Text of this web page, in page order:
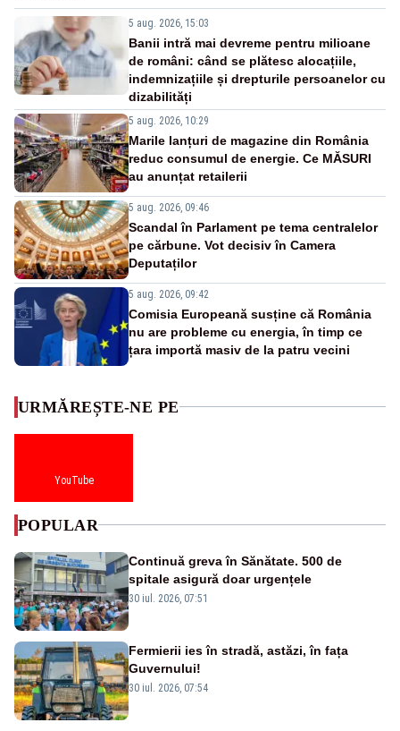
5 aug. 2026, 15:03
Banii intră mai devreme pentru milioane
de români: când se plătesc alocațiile,
indemnizațiile și drepturile persoanelor cu
dizabilități
5 aug. 2026, 10:29
Marile lanțuri de magazine din România
reduc consumul de energie. Ce MĂSURI
au anunțat retailerii
5 aug. 2026, 09:46
Scandal în Parlament pe tema centralelor
pe cărbune. Vot decisiv în Camera
Deputaților
5 aug. 2026, 09:42
Comisia Europeană susține că România
nu are probleme cu energia, în timp ce
țara importă masiv de la patru vecini
URMĂREȘTE-NE PE
YouTube
POPULAR
Continuă greva în Sănătate. 500 de
spitale asigură doar urgențele
30 iul. 2026, 07:51
Fermierii ies în stradă, astăzi, în fața
Guvernului!
30 iul. 2026, 07:54